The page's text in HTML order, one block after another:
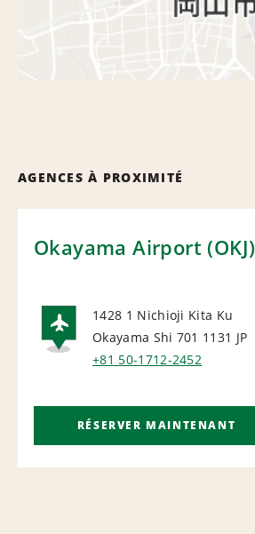
AGENCES À PROXIMITÉ
Okayama Airport (OKJ)
AIRPORT
1428 1 Nichioji Kita Ku
Okayama Shi 701 1131 JP
+81 50-1712-2452
RÉSERVER MAINTENANT